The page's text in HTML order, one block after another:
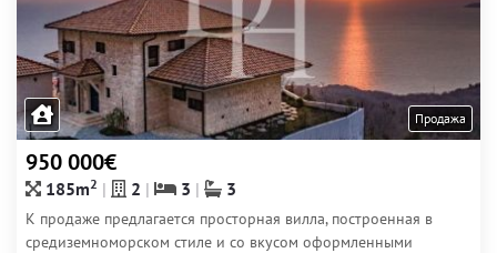
Продажа
950 000€
185m2 2 3 3
К продаже предлагается просторная вилла, построенная в
средиземноморском стиле и со вкусом оформленными